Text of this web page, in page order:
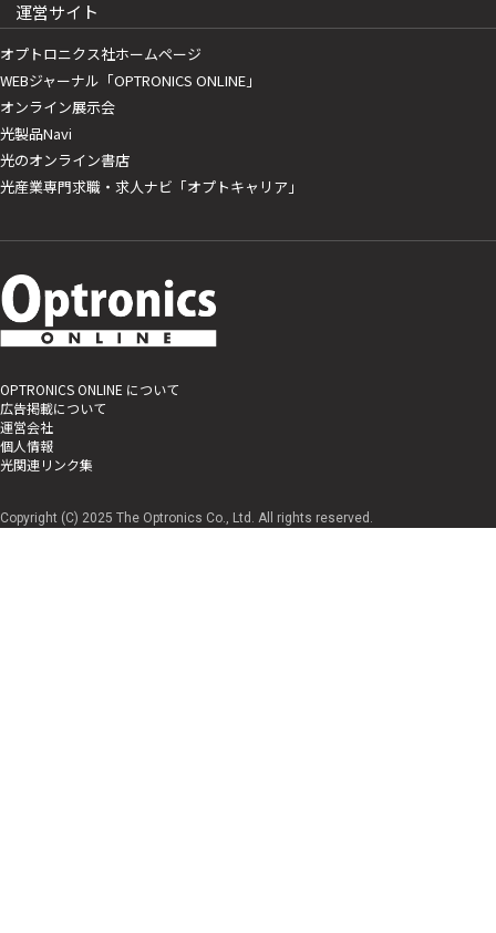
運営サイト
オプトロニクス社ホームページ
WEBジャーナル「OPTRONICS ONLINE」
オンライン展示会
光製品Navi
光のオンライン書店
光産業専門求職・求人ナビ「オプトキャリア」
OPTRONICS ONLINE について
広告掲載について
運営会社
個人情報
光関連リンク集
Copyright (C) 2025 The Optronics Co., Ltd. All rights reserved.